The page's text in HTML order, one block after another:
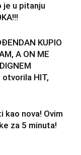
je u pitanju
KUPIO
A ON ME
otvorila HIT,
kao nova! Ovim
za 5 minuta!